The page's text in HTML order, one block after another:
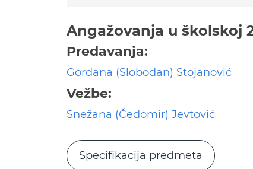
Angažovanja u školskoj
Predavanja:
Gordana (Slobodan) Stojanović
Vežbe:
Snežana (Čedomir) Jevtović
Specifikacija predmeta